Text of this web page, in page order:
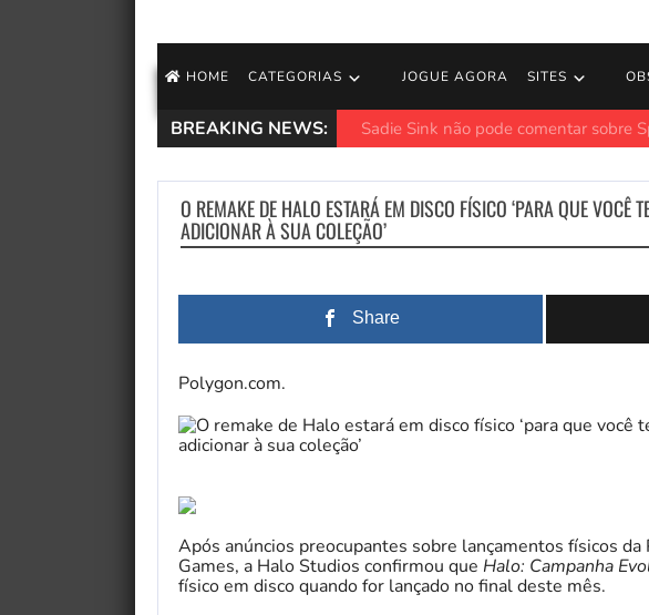
HOME CATEGORIAS JOGUE AGORA SITES
BREAKING NEWS: CEO da Take-Two defende preço de
O REMAKE DE HALO ESTARÁ EM DISCO FÍSICO ‘PARA QUE VOCÊ
ADICIONAR À SUA COLEÇÃO’
Share
Polygon.com.
Após anúncios preocupantes sobre lançamentos físicos
Games, a Halo Studios confirmou que Halo: Campanha
físico em disco quando for lançado no final deste mês.